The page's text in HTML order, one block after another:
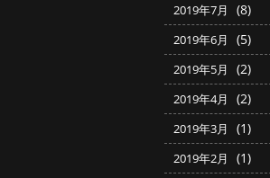
2019年7月 (8)
2019年6月 (5)
2019年5月 (2)
2019年4月 (2)
2019年3月 (1)
2019年2月 (1)